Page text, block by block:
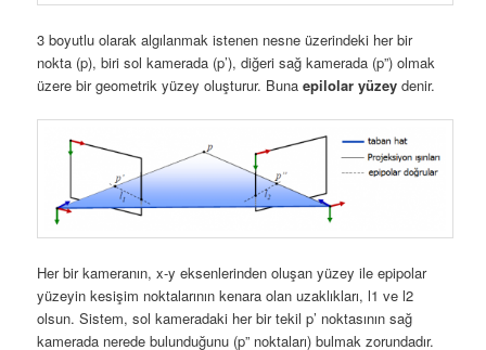
3 boyutlu olarak algılanmak istenen nesne üzerindeki her bir
nokta (p), biri sol kamerada (p’), diğeri sağ kamerada (p”) olmak
üzere bir geometrik yüzey oluşturur. Bunaepilolar yüzeydenir.
Her bir kameranın, x-y eksenlerinden oluşan yüzey ile epipolar
yüzeyin kesişim noktalarının kenara olan uzaklıkları, l1 ve l2
olsun. Sistem, sol kameradaki her bir tekil p’ noktasının sağ
kamerada nerede bulunduğunu (p” noktaları) bulmak zorundadır.